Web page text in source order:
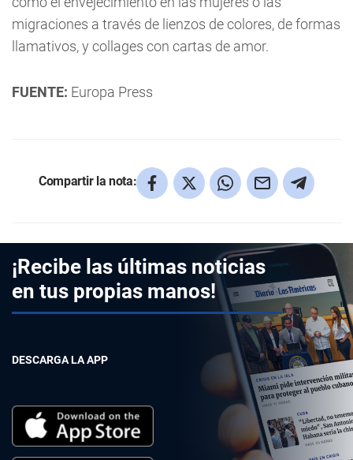
migraciones a través de lienzos de colores, de formas
llamativos, y collages con cartas de amor.
FUENTE: Europa Press
Compartir la nota:
¡Recibe las últimas noticias
en tus propias manos!
DESCARGA LA APP